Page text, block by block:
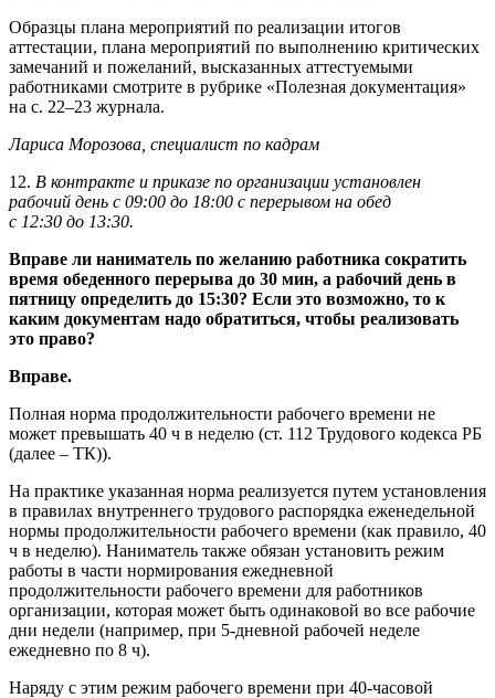
Образцы плана мероприятий по реализации итогов
аттестации, плана мероприятий по выполнению критических
замечаний и пожеланий, высказанных аттестуемыми
работниками смотрите в рубрике «Полезная документация»
на с. 22–23 журнала.
Лариса Морозова, специалист по кадрам
12. В контракте и приказе по организации установлен
рабочий день с 09:00 до 18:00 с перерывом на обед
с 12:30 до 13:30.
Вправе ли наниматель по желанию работника сократить
время обеденного перерыва до 30 мин, а рабочий день в
пятницу определить до 15:30? Если это возможно, то к
каким документам надо обратиться, чтобы реализовать
это право?
Вправе.
Полная норма продолжительности рабочего времени не
может превышать 40 ч в неделю (ст. 112 Трудового кодекса РБ
(далее – ТК)).
На практике указанная норма реализуется путем установления
в правилах внутреннего трудового распорядка еженедельной
нормы продолжительности рабочего времени (как правило, 40
ч в неделю). Наниматель также обязан установить режим
работы в части нормирования ежедневной
продолжительности рабочего времени для работников
организации, которая может быть одинаковой во все рабочие
дни недели (например, при 5-дневной рабочей неделе
ежедневно по 8 ч).
Наряду с этим режим рабочего времени при 40-часовой